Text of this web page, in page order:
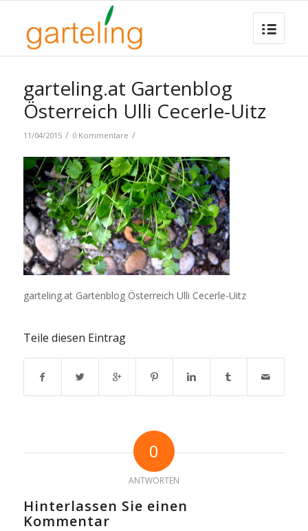
garteling.at Gartenblog
Österreich Ulli Cecerle-Uitz
11/04/2015 / 0 Kommentare /
garteling.at Gartenblog Österreich Ulli Cecerle-Uitz
Teile diesen Eintrag
0
ANTWORTEN
Hinterlassen Sie einen
Kommentar